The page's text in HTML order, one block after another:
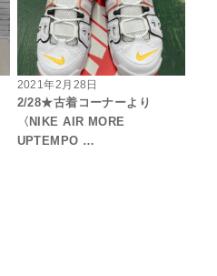
2021年2月28日
2/28★古着コーナーより
〈NIKE AIR MORE
UPTEMPO …